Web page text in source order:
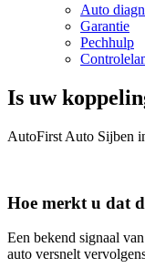
Auto
Garantie
Pechhulp
Is uw
AutoFirst Auto Sijben
Hoe merkt u dat
Een bekend signaal
auto versnelt